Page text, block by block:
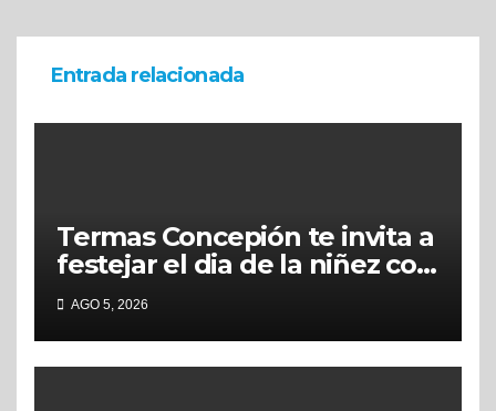
Entrada relacionada
Termas Concepión te invita a
festejar el dia de la niñez con
grandes beneficios
AGO 5, 2026